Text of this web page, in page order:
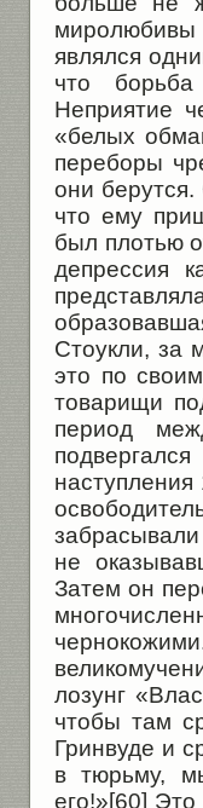
миролюбивы
являлся
что
Неприятие
«белых
переборы
они
что ему
был плотью
депрессия
Стоукли, за
это по
товарищи
период
не
Затем он
лозунг
чтобы там
Гринвуде и
в тюрьму,
его!»[60]